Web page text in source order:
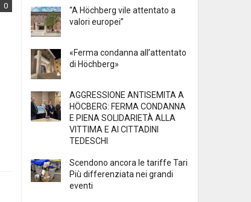
0
“A Höchberg vile attentato a
valori europei”
«Ferma condanna all’attentato
di Höchberg»
AGGRESSIONE ANTISEMITA A
HÖCBERG: FERMA CONDANNA
E PIENA SOLIDARIETÀ ALLA
VITTIMA E AI CITTADINI
TEDESCHI
Scendono ancora le tariffe Tari
Più differenziata nei grandi
eventi